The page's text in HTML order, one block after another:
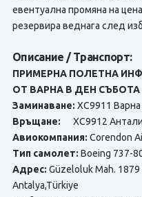
евентуална промяна на
резервира веднага след
Описание / Транспорт:
ПРИМЕРНА ПОЛЕТНА
ОТ ВАРНА В ДЕН СЪБОТА
Заминаване: XC9911
Връщане: XC9912
Авиокомпания: Corendon
Тип самолет: Boeing 737-
Адрес: Güzeloluk Mah. 1879
Antalya,Türkiye